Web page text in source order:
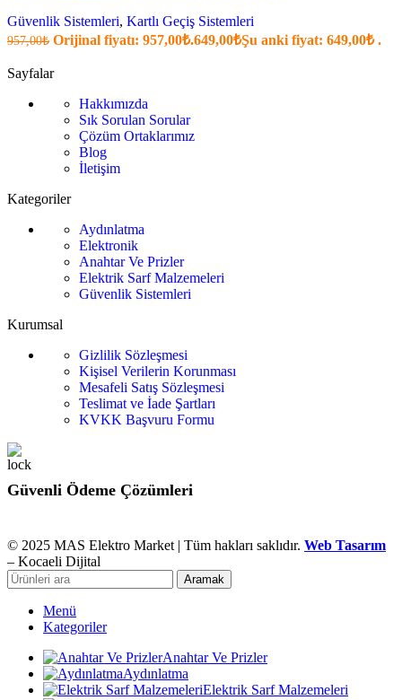
Güvenlik Sistemleri, Kartlı Geçiş Sistemleri
957,00₺ Orijinal fiyatı: 957,00₺.649,00₺Şu anki fiyat: 649,00₺ .
Sayfalar
Hakkımızda
Sık Sorulan Sorular
Çözüm Ortaklarımız
Blog
İletişim
Kategoriler
Aydınlatma
Elektronik
Anahtar Ve Prizler
Elektrik Sarf Malzemeleri
Güvenlik Sistemleri
Kurumsal
Gizlilik Sözleşmesi
Kişisel Verilerin Korunması
Mesafeli Satış Sözleşmesi
Teslimat ve İade Şartları
KVKK Başvuru Formu
Güvenli Ödeme Çözümleri
© 2025 MAS Elektro Market | Tüm hakları saklıdır. Web Tasarım
– Kocaeli Dijital
Aramak
Menü
Kategoriler
Anahtar Ve Prizler
Aydınlatma
Elektrik Sarf Malzemeleri